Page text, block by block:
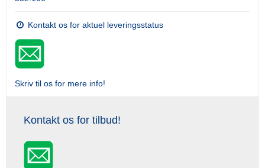
Kontakt os for aktuel leveringsstatus
Skriv til os for mere info!
Kontakt os for tilbud!